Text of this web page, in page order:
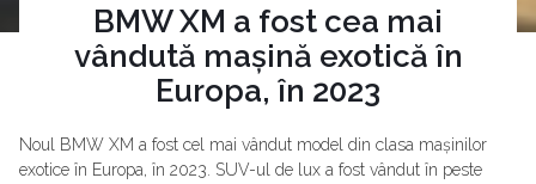
BMW XM a fost cea mai
vândută mașină exotică în
Europa, în 2023
Noul BMW XM a fost cel mai vândut model din clasa mașinilor
exotice în Europa, în 2023. SUV-ul de lux a fost vândut în peste